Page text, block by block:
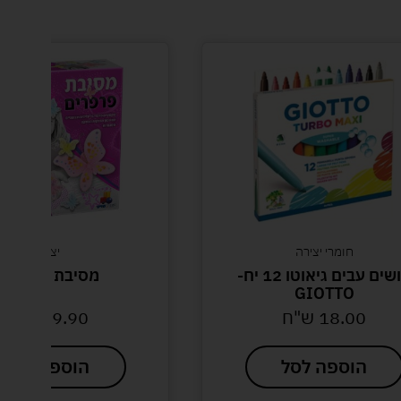
חומרי יצירה
טושים עבים גיאוטו 12 יח-
GIOTTO
18.00 ש"ח
הוספה לסל
מסיבת פרפרים
29.90 ש"ח
הוספה לסל